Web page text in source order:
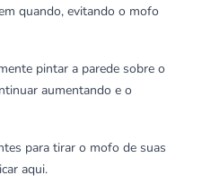
quando, evitando o mofo
pintar a parede sobre o
aumentando e o
para tirar o mofo de suas
aqui.